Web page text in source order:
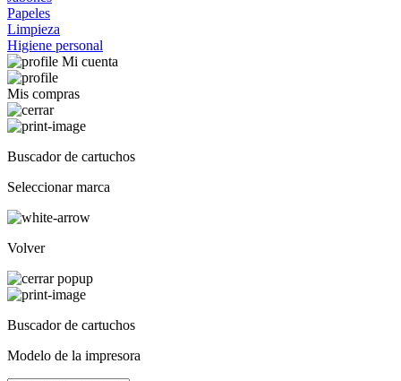
Papeles
Limpieza
Higiene personal
Mi cuenta
Mis compras
Buscador de cartuchos
Seleccionar marca
Volver
Buscador de cartuchos
Modelo de la impresora